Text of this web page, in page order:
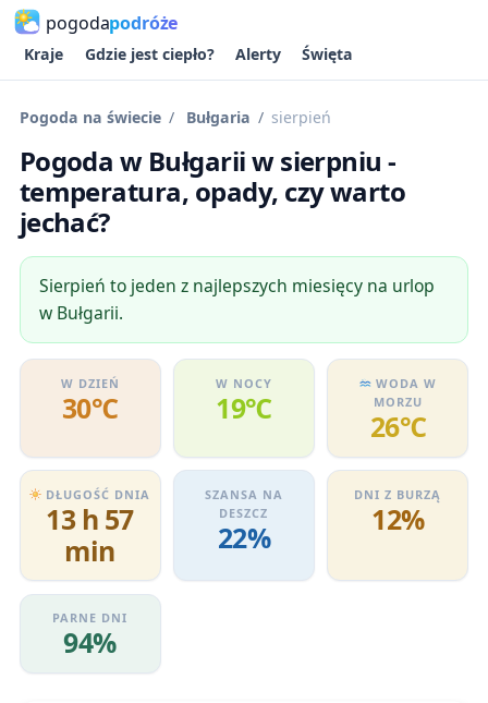
pogodapodróże
Kraje Gdzie jest ciepło? Alerty Święta
Pogoda na świecie Bułgaria sierpień
Pogoda w Bułgarii w sierpniu -
temperatura, opady, czy warto
jechać?
Sierpień to jeden z najlepszych miesięcy na urlop
w Bułgarii.
W DZIEŃ
30℃
W NOCY
19℃
WODA W
MORZU
26℃
DŁUGOŚĆ DNIA
13 h 57
min
SZANSA NA
DESZCZ
22%
DNI Z BURZĄ
12%
PARNE DNI
94%